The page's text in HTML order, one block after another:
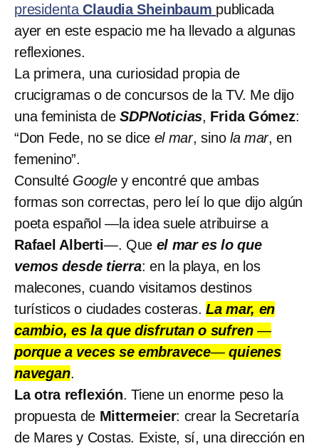
presidentaClaudia Sheinbaum publicada
ayer en este espacio me ha llevado a algunas
reflexiones.
La primera, una curiosidad propia de
crucigramas o de concursos de la TV. Me dijo
una feminista deSDPNoticias, Frida Gómez:
“Don Fede, no se dice el mar, sino la mar, en
femenino”.
Consulté Googley encontré que ambas
formas son correctas, pero leí lo que dijo algún
poeta español —la idea suele atribuirse a
Rafael Alberti—. Que el mar es lo que
vemos desde tierra: en la playa, en los
malecones, cuando visitamos destinos
turísticos o ciudades costeras.La mar, en
cambio, es la que disfrutan o sufren —
porque a veces se embravece—quienes
navegan.
La otra reflexión. Tiene un enorme peso la
propuesta de Mittermeier: crear la Secretaría
de Mares y Costas. Existe, sí, una dirección en